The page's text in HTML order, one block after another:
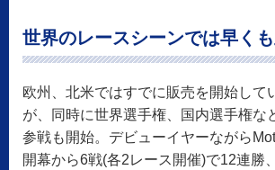
世界のレースシーンでは早く
欧州、北米ではすでに販売を開始して
が、同時に世界選手権、国内選手権な
参戦も開始。デビューイヤーながら
開幕から6戦(各2レース開催)で12連勝